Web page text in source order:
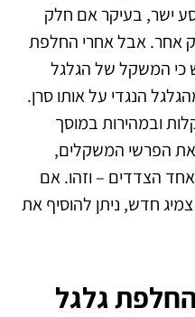
ישר, בעיקר אם חלק
אחר. אבל אחרי החלפת
כי המשקל של הגלגל
הנגדי על אותו סרן.
ובמהירות במוסך
הפרשי המשקלים,
הצדדים – וזהו. אם
חדש, ניתן להוסיף את
החלפת גלגל